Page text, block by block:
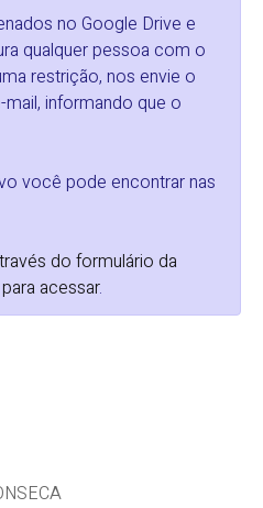
no Google Drive e
qualquer pessoa com o
restrição, nos envie o
informando que o
você pode encontrar nas
do formulário da
acessar.